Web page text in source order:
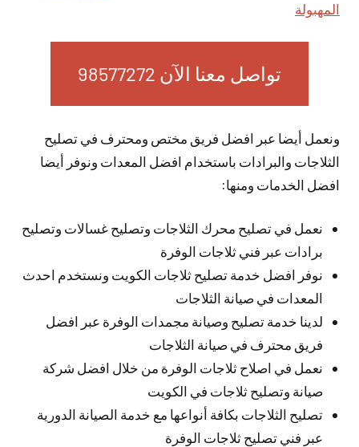
المهبولة
تواصل معنا الآن 98577272
ونعمل أيضا عبر افضل فريق مختص ومحترف في تصليح
الثلاجات والبرادات باستخدام افضل المعدات ونوفر أيضا
افضل الخدمات ومنها:
نعمل في تصليح محرك الثلاجات وتصليح غسالات وتصليح
برادات عبر فني ثلاجات الوفرة
نوفر افضل خدمة تصليح ثلاجات الكويت ونستخدم احدث
المعدات في صيانة الثلاجات
لدينا خدمة تصليح وصيانة مجمدات الوفرة عبر افضل
فريق محترف في صيانة الثلاجات
نعمل في اصلاح ثلاجات الوفرة من خلال افضل شركة
صيانة وتصليح ثلاجات في الكويت
تصليح الثلاجات بكافة أنواعها مع خدمة الصيانة الدورية
عبر فني تصليح ثلاجات الوفرة